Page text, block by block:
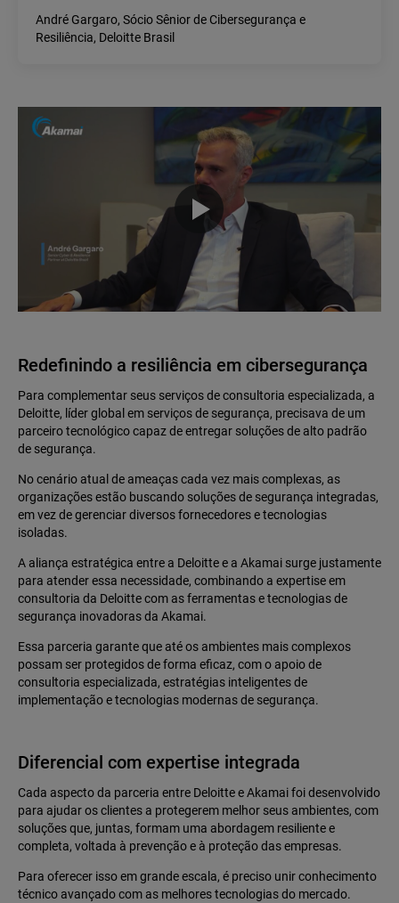
André Gargaro, Sócio Sênior de Cibersegurança e
Resiliência, Deloitte Brasil
Redefinindo a resiliência em cibersegurança
Para complementar seus serviços de consultoria especializada, a
Deloitte, líder global em serviços de segurança, precisava de um
parceiro tecnológico capaz de entregar soluções de alto padrão
de segurança.
No cenário atual de ameaças cada vez mais complexas, as
organizações estão buscando soluções de segurança integradas,
em vez de gerenciar diversos fornecedores e tecnologias
isoladas.
A aliança estratégica entre a Deloitte e a Akamai surge justamente
para atender essa necessidade, combinando a expertise em
consultoria da Deloitte com as ferramentas e tecnologias de
segurança inovadoras da Akamai.
Essa parceria garante que até os ambientes mais complexos
possam ser protegidos de forma eficaz, com o apoio de
consultoria especializada, estratégias inteligentes de
implementação e tecnologias modernas de segurança.
Diferencial com expertise integrada
Cada aspecto da parceria entre Deloitte e Akamai foi desenvolvido
para ajudar os clientes a protegerem melhor seus ambientes, com
soluções que, juntas, formam uma abordagem resiliente e
completa, voltada à prevenção e à proteção das empresas.
Para oferecer isso em grande escala, é preciso unir conhecimento
técnico avançado com as melhores tecnologias do mercado.